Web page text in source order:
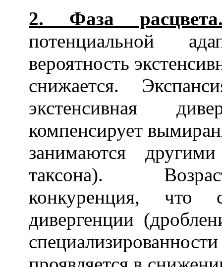
2. Фаза
потенциальной
вероятность
снижается.
экстенсивная
компенсирует
занимаются
таксона).
конкуренция, что
дивергенции